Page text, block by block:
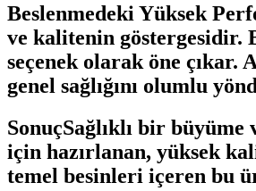
Beslenmedeki Yüksek
ve kalitenin göstergesidir.
seçenek olarak öne çıkar.
genel sağlığını olumlu
SonuçSağlıklı bir
için hazırlanan, yüksek
temel besinleri içeren bu